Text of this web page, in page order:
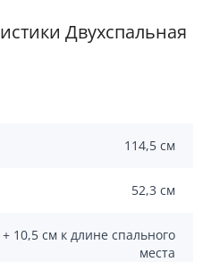
Двухспальная
114,5 см
52,3 см
+ 10,5 см к длине спального
места